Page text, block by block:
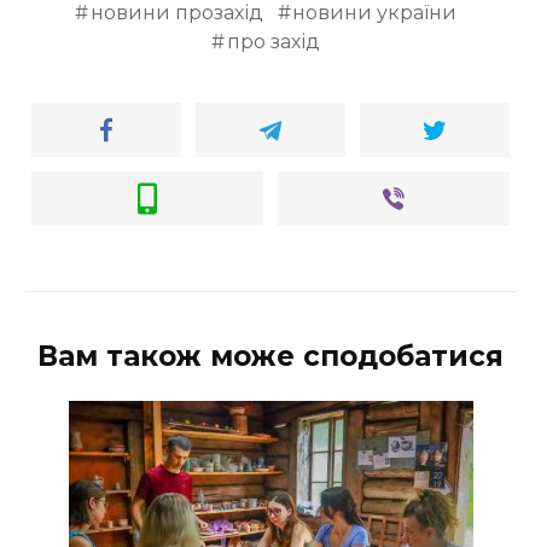
новини прозахід
новини україни
про захід
Вам також може сподобатися